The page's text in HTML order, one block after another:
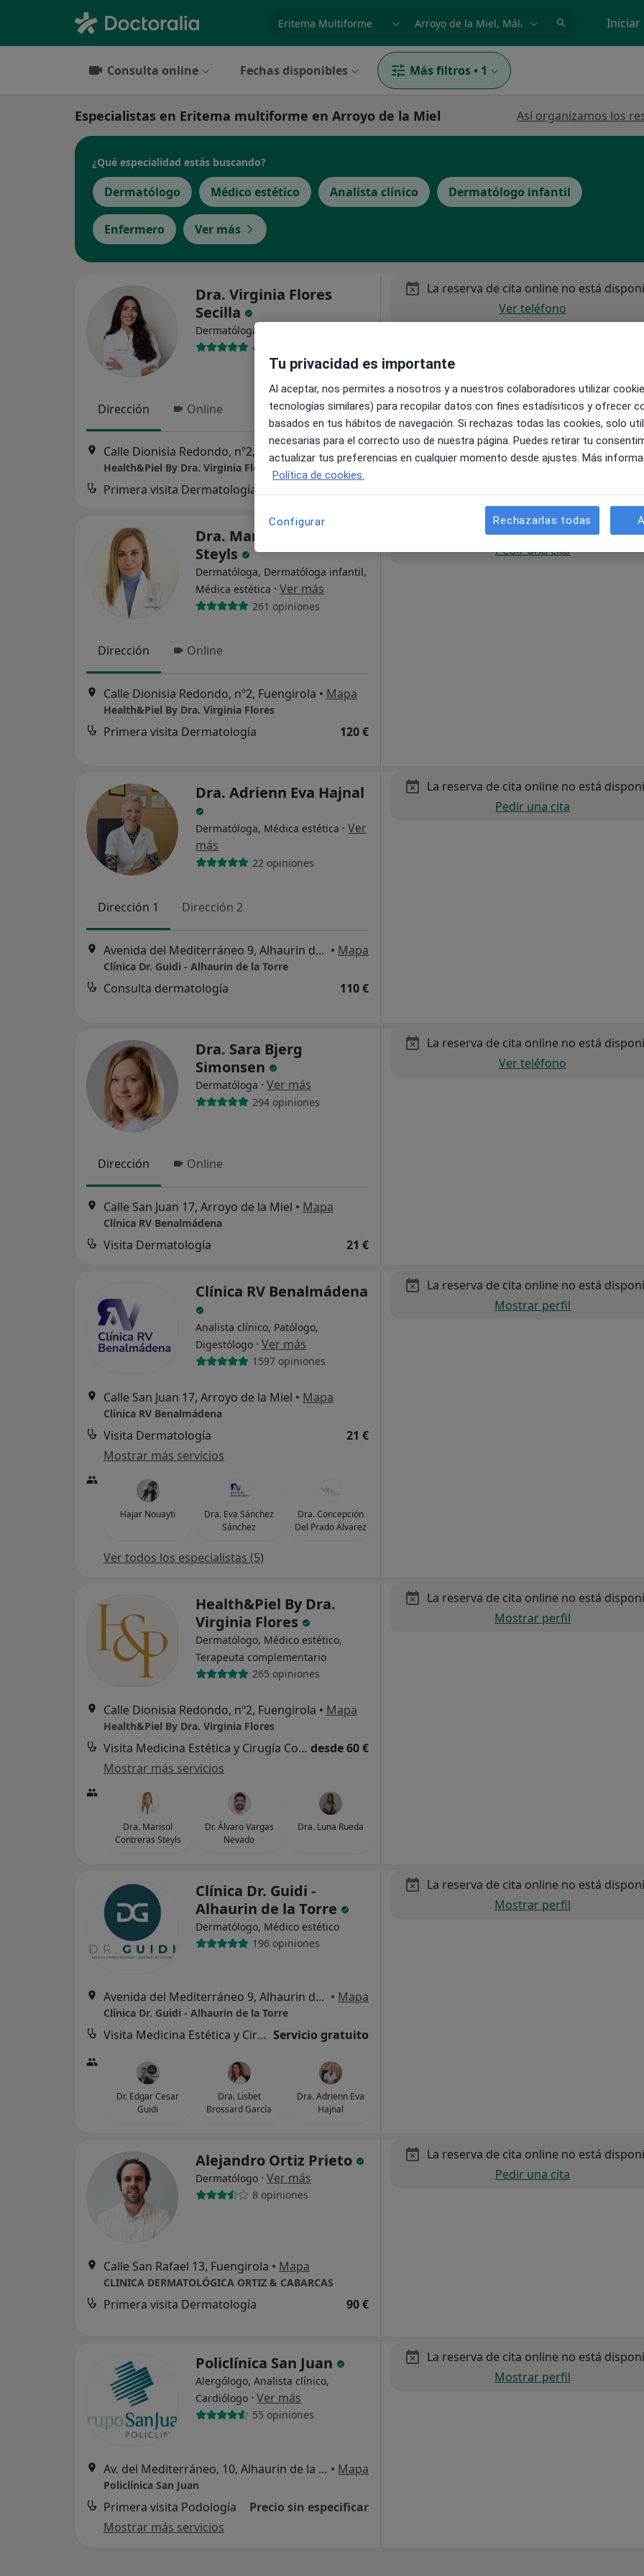
Iniciar
Consulta online Fechas disponibles Más filtros • 1
Especialistas en Eritema multiforme en Arroyo de la Miel Así organizamos los
¿Qué especialidad estás buscando?
Dermatólogo Médico estético Analista clínico Dermatólogo infantil
Enfermero Ver más
Dra. Virginia Flores
Secilla
Dermatóloga
442 opiniones
Dirección Online
Calle Dionisia Redondo, nº2, Fuengirola • Mapa
Health&Piel By Dra. Virginia Flores
Primera visita Dermatología
La reserva de cita online no está
Ver teléfono
Dra. Marisol Contreras
Steyls
Dermatóloga, Dermatóloga infantil,
Médica estética · Ver más
261 opiniones
Dirección Online
Calle Dionisia Redondo, nº2, Fuengirola • Mapa
Health&Piel By Dra. Virginia Flores
Primera visita Dermatología 120 €
La reserva de cita online no está
Pedir una cita
Dra. Adrienn Eva Hajnal
Dermatóloga, Médica estética · Ver
más
22 opiniones
Dirección 1 Dirección 2
Avenida del Mediterráneo 9, Alhaurin de la Torre • Mapa
Clínica Dr. Guidi - Alhaurin de la Torre
Consulta dermatología 110 €
La reserva de cita online no está
Pedir una cita
Dra. Sara Bjerg
Simonsen
Dermatóloga · Ver más
294 opiniones
Dirección Online
Calle San Juan 17, Arroyo de la Miel • Mapa
Clínica RV Benalmádena
Visita Dermatología 21 €
La reserva de cita online no está
Ver teléfono
Clínica RV Benalmádena
Analista clínico, Patólogo,
Digestólogo · Ver más
1597 opiniones
Calle San Juan 17, Arroyo de la Miel • Mapa
Clínica RV Benalmádena
Visita Dermatología
21 €
Mostrar más servicios
Hajar Nouayti
Dra. Eva Sánchez
Sánchez
Dra. Concepción
Del Prado Álvarez
Ver todos los especialistas (5)
La reserva de cita online no está
Mostrar perfil
Health&Piel By Dra.
Virginia Flores
Dermatólogo, Médico estético,
Terapeuta complementario
265 opiniones
Calle Dionisia Redondo, nº2, Fuengirola • Mapa
Health&Piel By Dra. Virginia Flores
Visita Medicina Estética y Cirugía Cosmética desde 60 €
Mostrar más servicios
Dra. Marisol
Contreras Steyls
Dr. Álvaro Vargas
Nevado
Dra. Luna Rueda
La reserva de cita online no está
Mostrar perfil
Clínica Dr. Guidi -
Alhaurin de la Torre
Dermatólogo, Médico estético
196 opiniones
Avenida del Mediterráneo 9, Alhaurin de la Torre • Mapa
Clínica Dr. Guidi - Alhaurin de la Torre
Visita Medicina Estética y Cirugía Cosmética Servicio gratuito
Dr. Edgar Cesar
Guidi
Dra. Lisbet
Brossard García
Dra. Adrienn Eva
Hajnal
La reserva de cita online no está
Mostrar perfil
Alejandro Ortiz Prieto
Dermatólogo · Ver más
8 opiniones
Calle San Rafael 13, Fuengirola • Mapa
CLINICA DERMATOLÓGICA ORTIZ & CABARCAS
Primera visita Dermatología 90 €
La reserva de cita online no está
Pedir una cita
Policlínica San Juan
Alergólogo, Analista clínico,
Cardiólogo · Ver más
55 opiniones
Av. del Mediterráneo, 10, Alhaurin de la Torre • Mapa
Policlínica San Juan
Primera visita Podología
Precio sin especificar
Mostrar más servicios
La reserva de cita online no está
Mostrar perfil
Tu privacidad es importante
Al aceptar, nos permites a nosotros y a nuestros colaboradores utilizar
tecnologías similares) para recopilar datos con fines estadísiticos y ofrecer
basados en tus hábitos de navegación. Si rechazas todas las cookies, solo
necesarias para el correcto uso de nuestra página. Puedes retirar tu
actualizar tus preferencias en cualquier momento desde ajustes. Más
Política de cookies.
Configurar Rechazarlas todas